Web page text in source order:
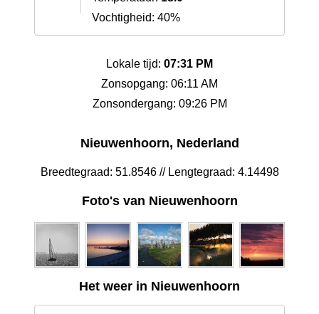
Vochtigheid: 40%
Lokale tijd: 07:31 PM
Zonsopgang: 06:11 AM
Zonsondergang: 09:26 PM
Nieuwenhoorn, Nederland
Breedtegraad: 51.8546 // Lengtegraad: 4.14498
Foto's van Nieuwenhoorn
Het weer in Nieuwenhoorn